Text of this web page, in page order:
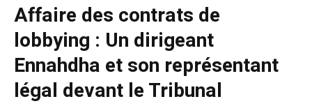
Affaire des contrats de
lobbying : Un dirigeant
Ennahdha et son représentant
légal devant le Tribunal